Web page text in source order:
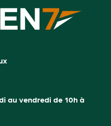
au vendredi de 10h à